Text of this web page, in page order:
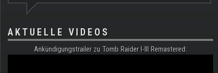
AKTUELLE VIDEOS
Ankündigungstrailer zu Tomb Raider I-III Remastered: